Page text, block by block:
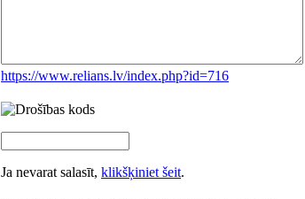
https://www.relians.lv/index.php?id=716
Ja nevarat salasīt, klikšķiniet šeit.